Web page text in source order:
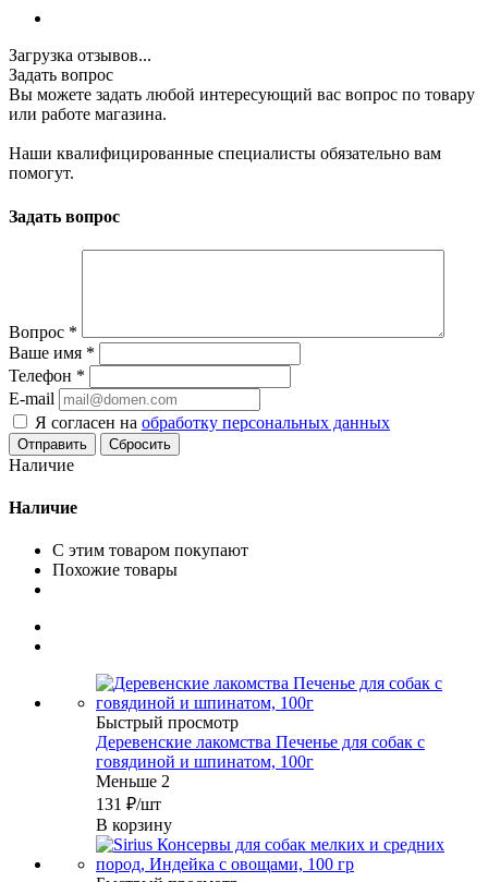
Загрузка отзывов...
Задать вопрос
Вы можете задать любой интересующий вас вопрос по товару
или работе магазина.
Наши квалифицированные специалисты обязательно вам
помогут.
Задать вопрос
Вопрос *
Ваше имя *
Телефон *
E-mail
Я согласен на обработку персональных данных
Сбросить
Наличие
Наличие
С этим товаром покупают
Похожие товары
Быстрый просмотр
Деревенские лакомства Печенье для собак с
говядиной и шпинатом, 100г
Меньше 2
131 ₽/шт
В корзину